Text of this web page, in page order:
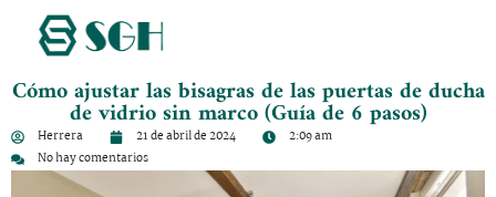
Cómo ajustar las bisagras de las puertas de ducha
de vidrio sin marco (Guía de 6 pasos)
Herrera 21 de abril de 2024
2:09 am
No hay comentarios